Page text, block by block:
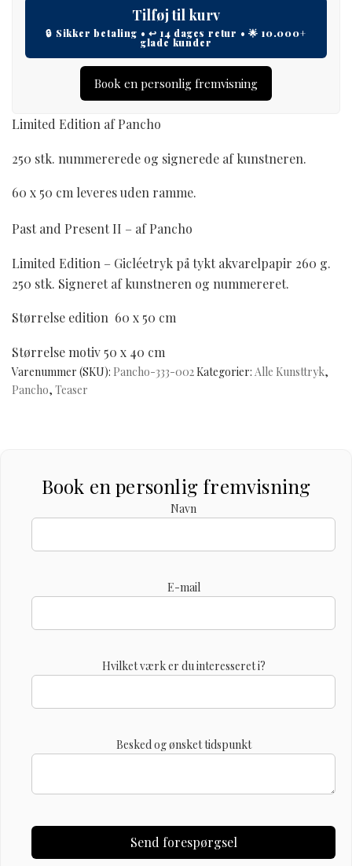
Tilføj til kurv
Book en personlig fremvisning
Limited Edition af Pancho
250 stk. nummererede og signerede af kunstneren.
60 x 50 cm leveres uden ramme.
Past and Present II – af Pancho
Limited Edition – Gicléetryk på tykt akvarelpapir 260 g.
250 stk. Signeret af kunstneren og nummereret.
Størrelse edition 60 x 50 cm
Størrelse motiv 50 x 40 cm
Varenummer (SKU): Pancho-333-002Kategorier: Alle Kunsttryk,
Pancho, Teaser
Book en personlig fremvisning
Navn
E-mail
Hvilket værk er du interesseret i?
Besked og ønsket tidspunkt